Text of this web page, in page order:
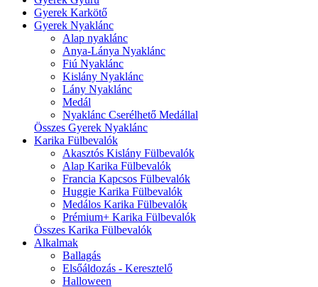
Gyerek Karkötő
Gyerek Nyaklánc
Alap nyaklánc
Anya-Lánya Nyaklánc
Fiú Nyaklánc
Kislány Nyaklánc
Lány Nyaklánc
Medál
Nyaklánc Cserélhető Medállal
Összes Gyerek Nyaklánc
Karika Fülbevalók
Akasztós Kislány Fülbevalók
Alap Karika Fülbevalók
Francia Kapcsos Fülbevalók
Huggie Karika Fülbevalók
Medálos Karika Fülbevalók
Prémium+ Karika Fülbevalók
Összes Karika Fülbevalók
Alkalmak
Ballagás
Elsőáldozás - Keresztelő
Halloween